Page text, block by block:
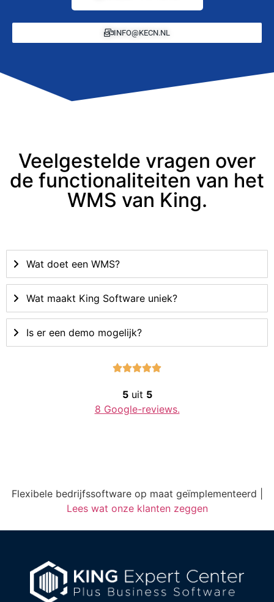
INFO@KECN.NL
Veelgestelde vragen over
de functionaliteiten van het
WMS van King.
Wat doet een WMS?
Wat maakt King Software uniek?
Is er een demo mogelijk?

5uit 5
8 Google-reviews.
Flexibele bedrijfssoftware op maat geïmplementeerd |
Lees wat onze klanten zeggen